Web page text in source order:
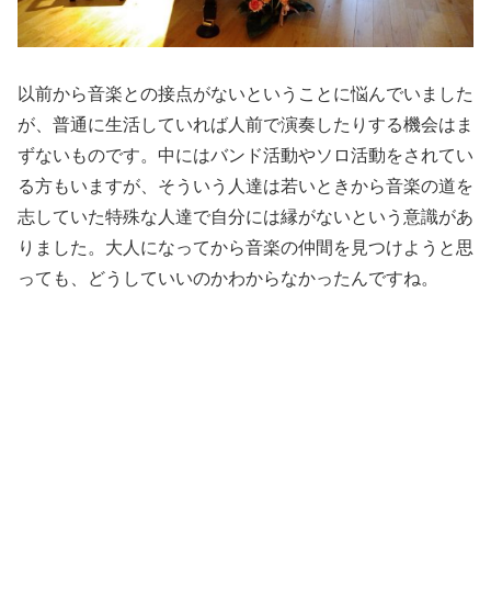
以前から音楽との接点がないということに悩んでいました
が、普通に生活していれば人前で演奏したりする機会はま
ずないものです。中にはバンド活動やソロ活動をされてい
る方もいますが、そういう人達は若いときから音楽の道を
志していた特殊な人達で自分には縁がないという意識があ
りました。大人になってから音楽の仲間を見つけようと思
っても、どうしていいのかわからなかったんですね。